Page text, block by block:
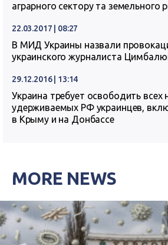
аграрного сектору та земельного
22.03.2017 | 08:27
В МИД Украины назвали
украинского журналиста
29.12.2016 | 13:14
Украина требует освободить всех
удерживаемых РФ украинцев,
в Крыму и на Донбассе
MORE NEWS